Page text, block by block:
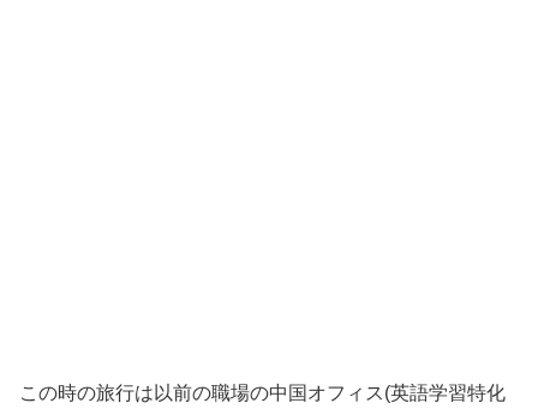
この時の旅行は以前の職場の中国オフィス(英語学習特化